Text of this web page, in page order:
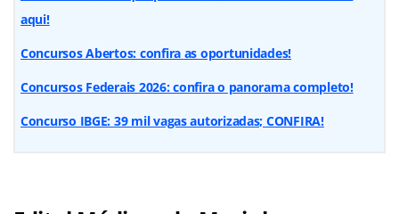
aqui!
Concursos Abertos: confira as oportunidades!
Concursos Federais 2026: confira o panorama completo!
Concurso IBGE: 39 mil vagas autorizadas; CONFIRA!